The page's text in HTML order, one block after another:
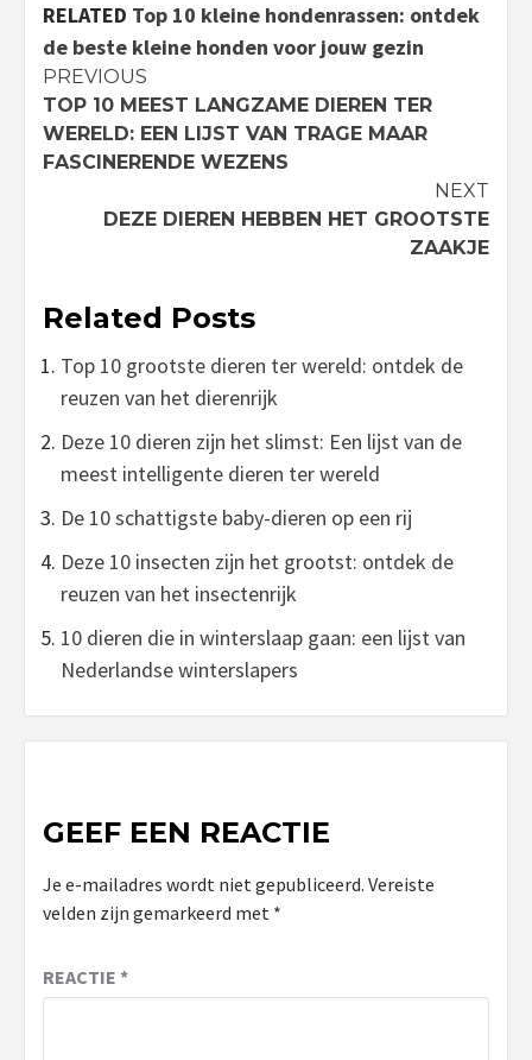
RELATED Top 10 kleine hondenrassen: ontdek
de beste kleine honden voor jouw gezin
Continue
Reading
PREVIOUS
TOP 10 MEEST LANGZAME DIEREN TER
WERELD: EEN LIJST VAN TRAGE MAAR
FASCINERENDE WEZENS
NEXT
DEZE DIEREN HEBBEN HET GROOTSTE
ZAAKJE
Related Posts
Top 10 grootste dieren ter wereld: ontdek de
reuzen van het dierenrijk
Deze 10 dieren zijn het slimst: Een lijst van de
meest intelligente dieren ter wereld
De 10 schattigste baby-dieren op een rij
Deze 10 insecten zijn het grootst: ontdek de
reuzen van het insectenrijk
10 dieren die in winterslaap gaan: een lijst van
Nederlandse winterslapers
GEEF EEN REACTIE
Je e-mailadres wordt niet gepubliceerd. Vereiste
velden zijn gemarkeerd met *
REACTIE *